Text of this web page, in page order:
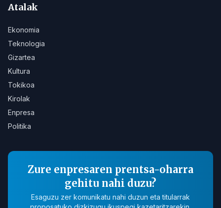
Atalak
Ekonomia
Teknologia
Gizartea
Kultura
Tokikoa
Kirolak
Enpresa
Politika
Zure enpresaren prentsa-oharra
gehitu nahi duzu?
Esaguzu zer komunikatu nahi duzun eta titularrak